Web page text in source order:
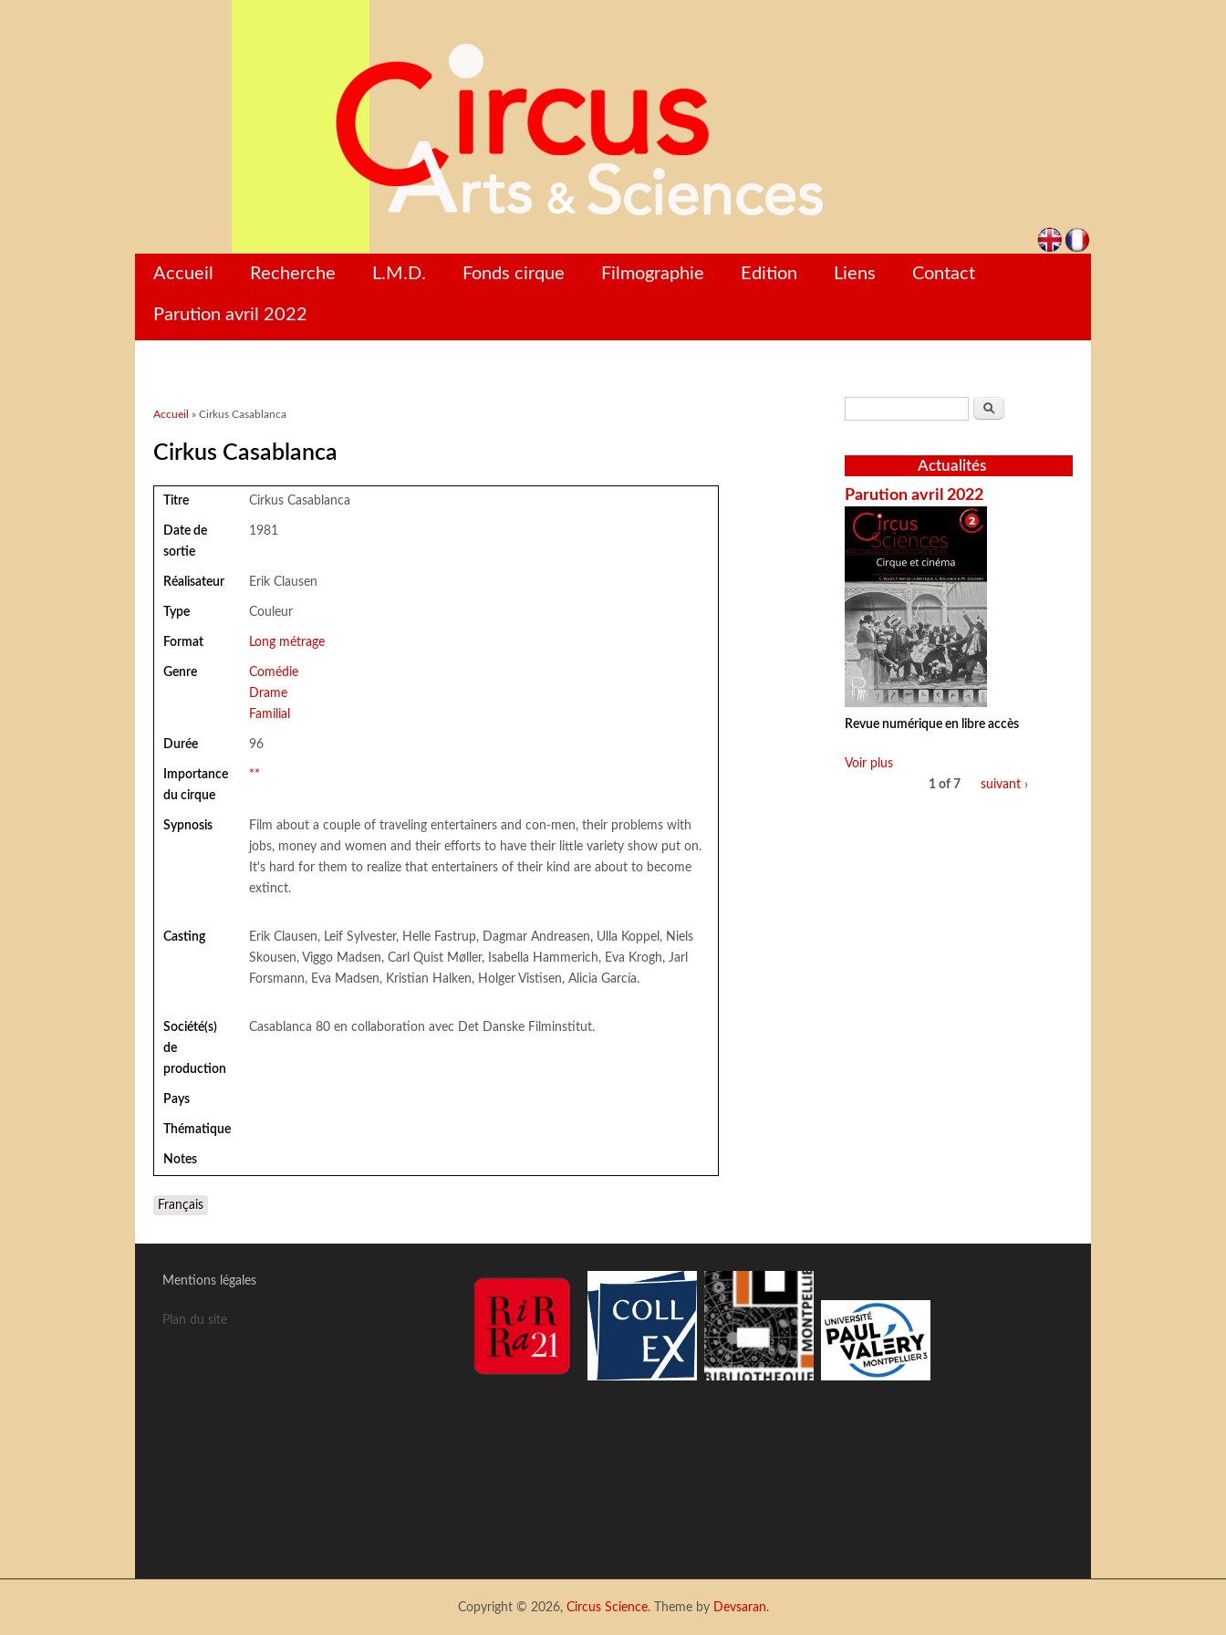
Accueil Recherche L.M.D. Fonds cirque Filmographie Edition Liens Contact
Parution avril 2022
Vous êtes ici
Accueil » Cirkus Casablanca
Cirkus Casablanca
Titre Cirkus Casablanca
Date de
sortie
1981
Réalisateur Erik Clausen
Type Couleur
Format Long métrage
Genre
Comédie
Drame
Familial
Durée 96
Importance
du cirque
**
Sypnosis
Film about a couple of traveling entertainers and con-men, their problems with
jobs, money and women and their efforts to have their little variety show put on.
It's hard for them to realize that entertainers of their kind are about to become
extinct.
Casting
Erik Clausen, Leif Sylvester, Helle Fastrup, Dagmar Andreasen, Ulla Koppel, Niels
Skousen, Viggo Madsen, Carl Quist Møller, Isabella Hammerich, Eva Krogh, Jarl
Forsmann, Eva Madsen, Kristian Halken, Holger Vistisen, Alicia García.
Société(s)
de
production
Casablanca 80 en collaboration avec Det Danske Filminstitut.
Pays
Thématique
Notes
Français
Formulaire de recherche
Rechercher
Actualités
Parution avril 2022
Revue numérique en libre accès
Voir plus
1 of 7
suivant ›
Mentions légales
Plan du site
Copyright © 2026, Circus Science. Theme by Devsaran.